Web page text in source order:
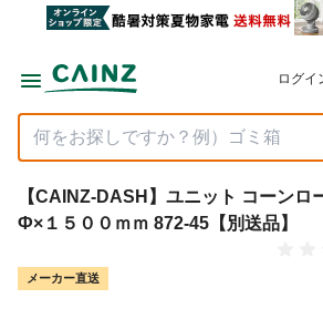
ログイ
【CAINZ-DASH】ユニット コーン
Ф×１５００ｍｍ 872-45【別送品】
メーカー直送